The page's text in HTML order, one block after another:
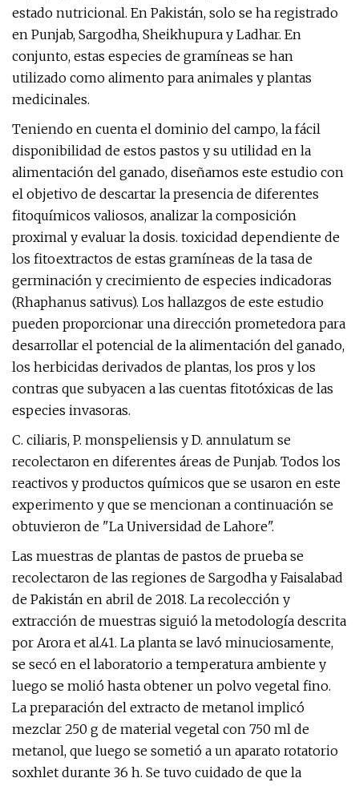
estado nutricional. En Pakistán, solo se ha registrado
en Punjab, Sargodha, Sheikhupura y Ladhar. En
conjunto, estas especies de gramíneas se han
utilizado como alimento para animales y plantas
medicinales.
Teniendo en cuenta el dominio del campo, la fácil
disponibilidad de estos pastos y su utilidad en la
alimentación del ganado, diseñamos este estudio con
el objetivo de descartar la presencia de diferentes
fitoquímicos valiosos, analizar la composición
proximal y evaluar la dosis. toxicidad dependiente de
los fitoextractos de estas gramíneas de la tasa de
germinación y crecimiento de especies indicadoras
(Rhaphanus sativus). Los hallazgos de este estudio
pueden proporcionar una dirección prometedora para
desarrollar el potencial de la alimentación del ganado,
los herbicidas derivados de plantas, los pros y los
contras que subyacen a las cuentas fitotóxicas de las
especies invasoras.
C. ciliaris, P. monspeliensis y D. annulatum se
recolectaron en diferentes áreas de Punjab. Todos los
reactivos y productos químicos que se usaron en este
experimento y que se mencionan a continuación se
obtuvieron de "La Universidad de Lahore".
Las muestras de plantas de pastos de prueba se
recolectaron de las regiones de Sargodha y Faisalabad
de Pakistán en abril de 2018. La recolección y
extracción de muestras siguió la metodología descrita
por Arora et al.41. La planta se lavó minuciosamente,
se secó en el laboratorio a temperatura ambiente y
luego se molió hasta obtener un polvo vegetal fino.
La preparación del extracto de metanol implicó
mezclar 250 g de material vegetal con 750 ml de
metanol, que luego se sometió a un aparato rotatorio
soxhlet durante 36 h. Se tuvo cuidado de que la